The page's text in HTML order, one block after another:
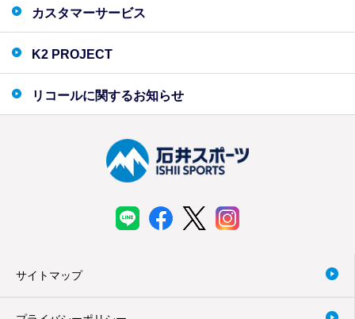
カスタマーサービス
K2 PROJECT
リコールに関するお知らせ
サイトマップ